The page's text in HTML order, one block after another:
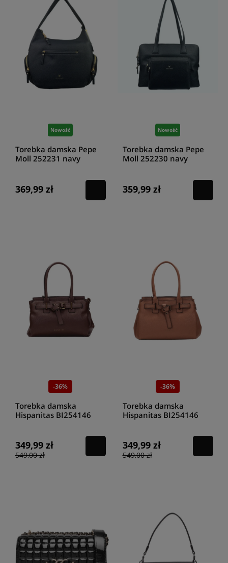
Nowość
Torebka damska Pepe
Moll 252231 navy
369,99 zł
Nowość
Torebka damska Pepe
Moll 252230 navy
359,99 zł
-36%
Torebka damska
Hispanitas BI254146
349,99 zł
549,00 zł
-36%
Torebka damska
Hispanitas BI254146
349,99 zł
549,00 zł